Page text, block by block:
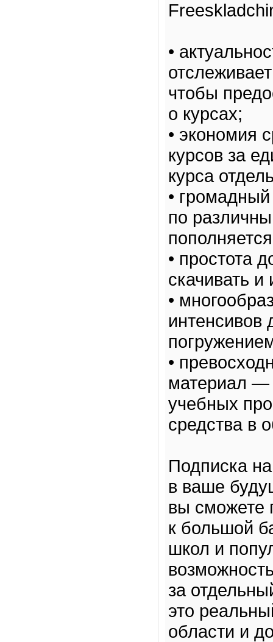
•
чтобы
о курсах;
• экономия
курсов за
курса
•
по
• простота
скачивать
•
интенсивов
•
материал —
учебных
средства в
Подписка
в ваше
вы сможете
к большой
школ и
за
это
области и